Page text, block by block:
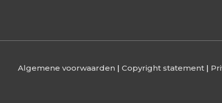
Algemene voorwaarden | Copyright statement |